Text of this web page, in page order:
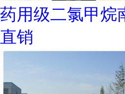
药用级二氯甲烷
直销